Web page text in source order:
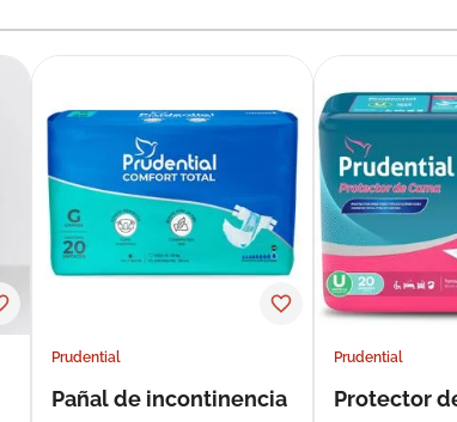
Prudential
Pañal de incontinencia
Prudential
Protector